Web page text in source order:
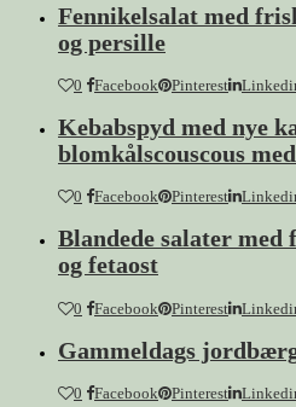
Fennikelsalat med
og persille
0 Facebook Pinterest
Kebabspyd med nye
blomkålscouscous
0 Facebook Pinterest
Blandede salater
og fetaost
0 Facebook Pinterest
Gammeldags
0 Facebook Pinterest